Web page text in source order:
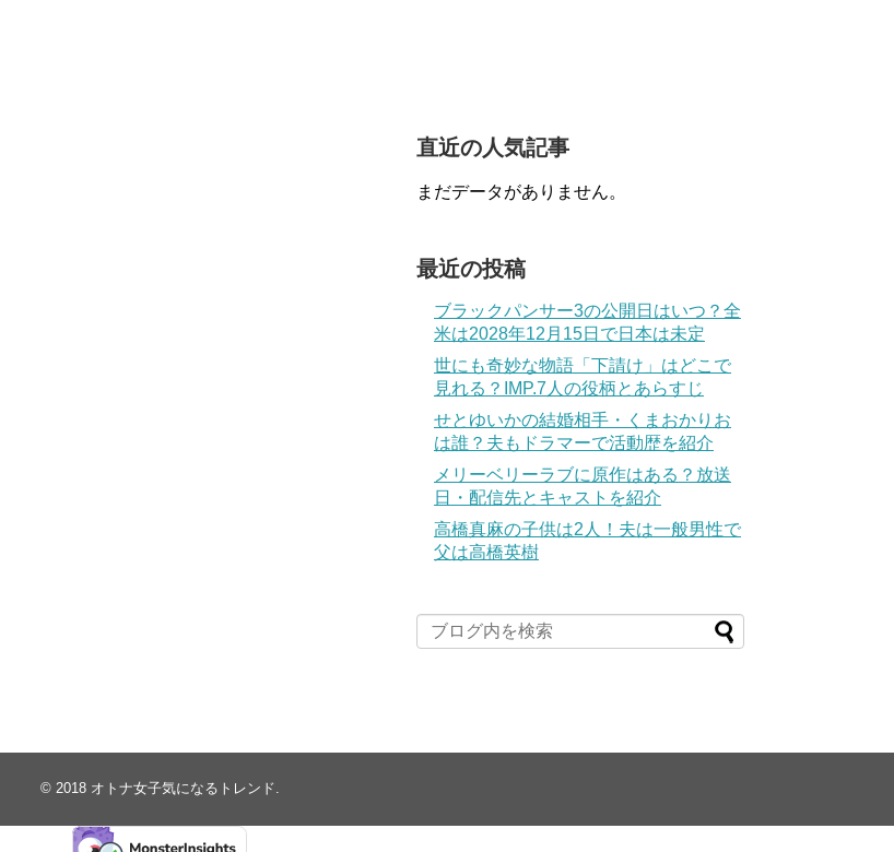
直近の人気記事
まだデータがありません。
最近の投稿
ブラックパンサー3の公開日はいつ？全
米は2028年12月15日で日本は未定
世にも奇妙な物語「下請け」はどこで
見れる？IMP.7人の役柄とあらすじ
せとゆいかの結婚相手・くまおかりお
は誰？夫もドラマーで活動歴を紹介
メリーベリーラブに原作はある？放送
日・配信先とキャストを紹介
高橋真麻の子供は2人！夫は一般男性で
父は高橋英樹
© 2018 オトナ女子気になるトレンド.